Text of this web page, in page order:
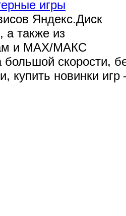
игры
Яндекс.Диск
а также из
и MAX/МАКС
большой скорости,
купить новинки